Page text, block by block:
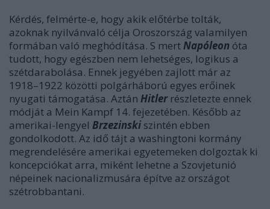
Kérdés, felmérte-e, hogy akik előtérbe tolták,
azoknak nyilvánvaló célja Oroszország valamilyen
formában való meghódítása. S mertNapóleon óta
tudott, hogy egészben nem lehetséges, logikus a
szétdarabolása. Ennek jegyében zajlott már az
1918–1922 közötti polgárháború egyes erőinek
nyugati támogatása. Aztán Hitlerrészletezte ennek
módját a Mein Kampf 14. fejezetében. Később az
amerikai-lengyel Brzezinski szintén ebben
gondolkodott. Az idő tájt a washingtoni kormány
megrendelésére amerikai egyetemeken dolgoztak ki
koncepciókat arra, miként lehetne a Szovjetunió
népeinek nacionalizmusára építve az országot
szétrobbantani.